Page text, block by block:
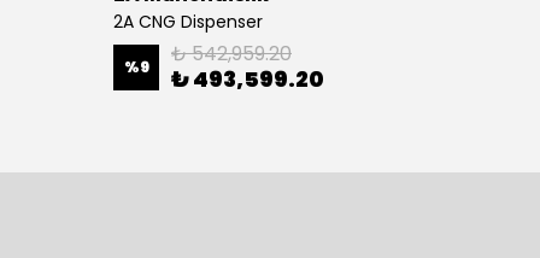
2A CNG Dispenser
%9 ₺ 542,959.20
₺ 493,599.20